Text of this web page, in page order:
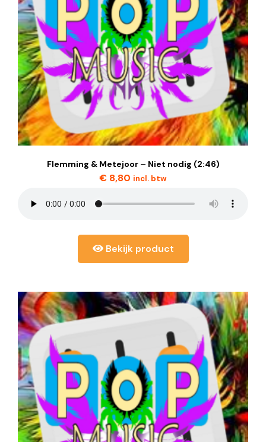
Flemming & Metejoor – Niet nodig (2:46)
€ 8,80 incl. btw
Bekijk product